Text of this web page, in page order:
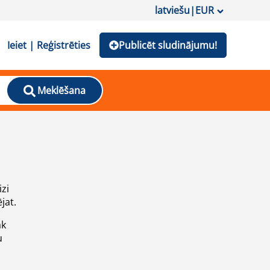
latviešu|EUR
Ieiet | Reģistrēties Publicēt sludinājumu!
Meklēšana